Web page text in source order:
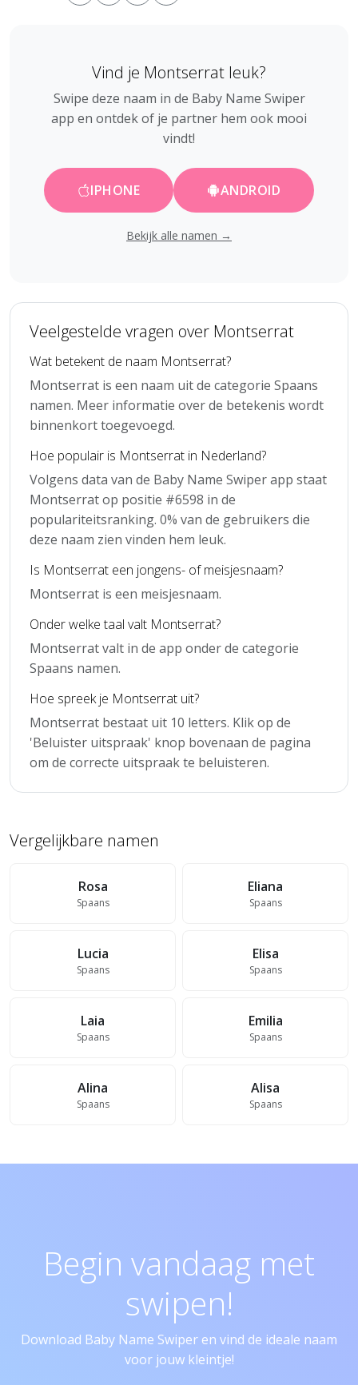
Vind je Montserrat leuk?
Swipe deze naam in de Baby Name Swiper
app en ontdek of je partner hem ook mooi
vindt!
IPHONE ANDROID
Bekijk alle namen →
Veelgestelde vragen over Montserrat
Wat betekent de naam Montserrat?
Montserrat is een naam uit de categorie Spaans
namen. Meer informatie over de betekenis wordt
binnenkort toegevoegd.
Hoe populair is Montserrat in Nederland?
Volgens data van de Baby Name Swiper app staat
Montserrat op positie #6598 in de
populariteitsranking. 0% van de gebruikers die
deze naam zien vinden hem leuk.
Is Montserrat een jongens- of meisjesnaam?
Montserrat is een meisjesnaam.
Onder welke taal valt Montserrat?
Montserrat valt in de app onder de categorie
Spaans namen.
Hoe spreek je Montserrat uit?
Montserrat bestaat uit 10 letters. Klik op de
'Beluister uitspraak' knop bovenaan de pagina
om de correcte uitspraak te beluisteren.
Vergelijkbare namen
Rosa
Spaans
Eliana
Spaans
Lucia
Spaans
Elisa
Spaans
Laia
Spaans
Emilia
Spaans
Alina
Spaans
Alisa
Spaans
Begin vandaag met
swipen!
Download Baby Name Swiper en vind de ideale naam
voor jouw kleintje!